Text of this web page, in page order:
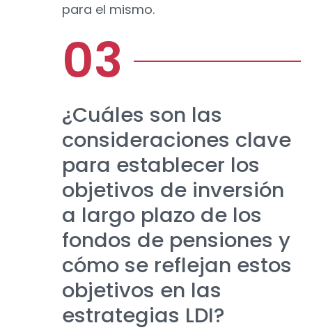
para el mismo.
¿Cuáles son las
consideraciones clave
para establecer los
objetivos de inversión
a largo plazo de los
fondos de pensiones y
cómo se reflejan estos
objetivos en las
estrategias LDI?